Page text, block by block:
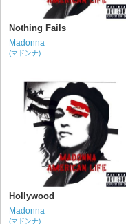
Nothing Fails
Madonna
(マドンナ)
Hollywood
Madonna
(マドンナ)